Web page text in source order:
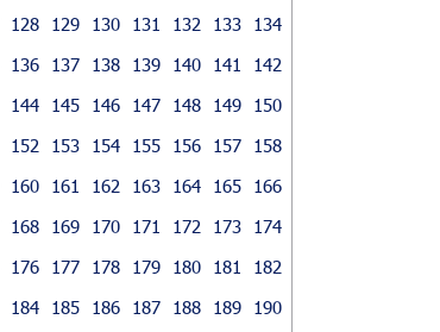
128 129 130 131 132 133
134
136 137 138 139 140 141
142
144 145 146 147 148 149
150
152 153 154 155 156 157
158
160 161 162 163 164 165
166
168 169 170 171 172 173
174
176 177 178 179 180 181
182
184 185 186 187 188 189
190